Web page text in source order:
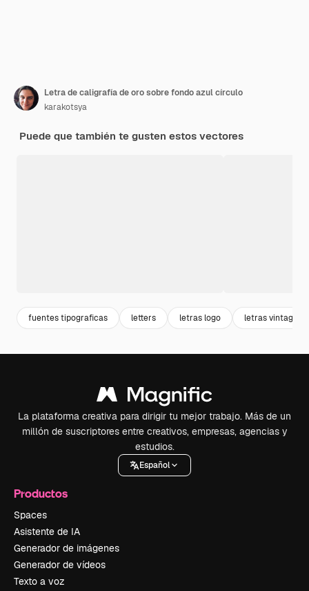
Letra de caligrafía de oro sobre fondo azul círculo
karakotsya
Puede que también te gusten estos vectores
fuentes tipograficas letters letras logo letras vintage
La plataforma creativa para dirigir tu mejor trabajo. Más de un
millón de suscriptores entre creativos, empresas, agencias y
estudios.
Español
Productos
Spaces
Asistente de IA
Generador de imágenes
Generador de vídeos
Texto a voz